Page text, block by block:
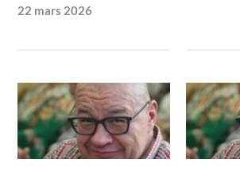
22 mars 2026